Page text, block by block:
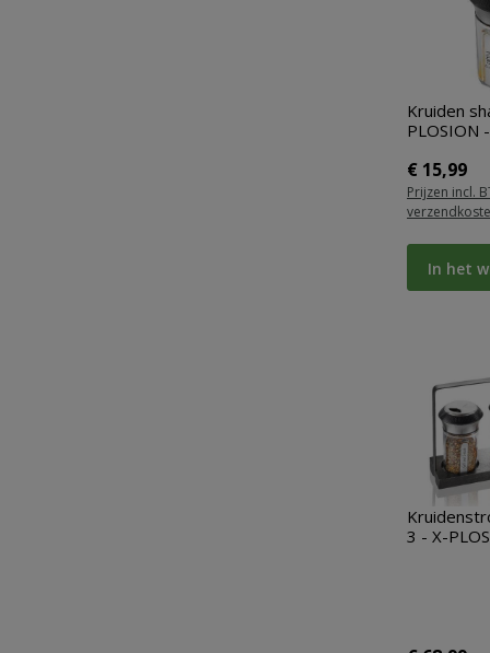
Kruiden
PLOSION
Normale
€ 15,99
Prijzen incl.
In het
3 - X-